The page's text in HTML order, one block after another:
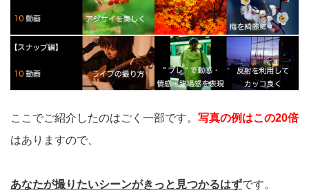
ここでご紹介したのはごく一部です。 写真の例はこの20倍
はありますので、
あなたが撮りたいシーンがきっと見つかるはずです。